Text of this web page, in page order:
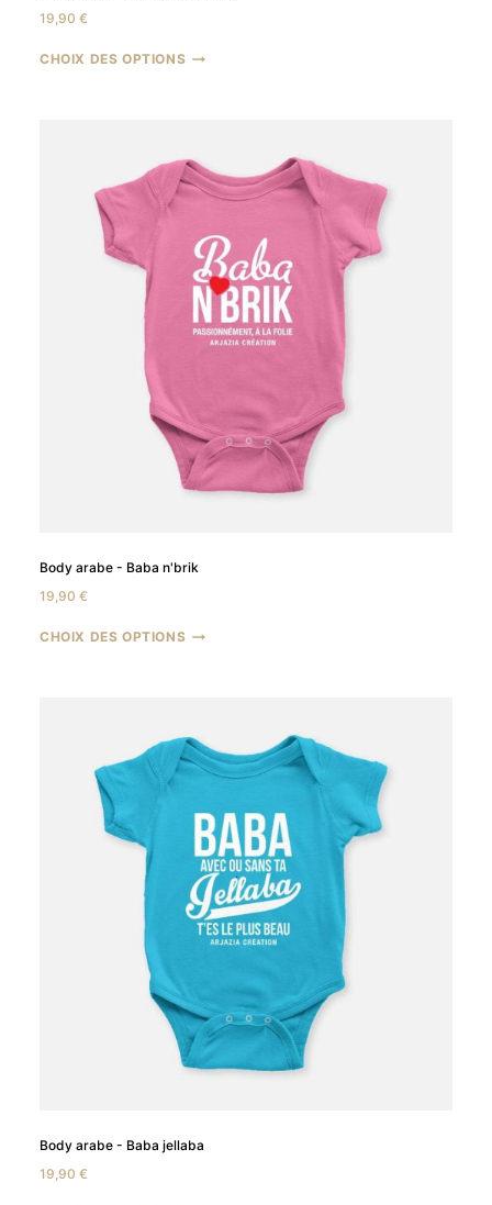
19,90 €
CHOIX DES OPTIONS
Body arabe - Baba n'brik
19,90 €
CHOIX DES OPTIONS
Body arabe - Baba jellaba
19,90 €